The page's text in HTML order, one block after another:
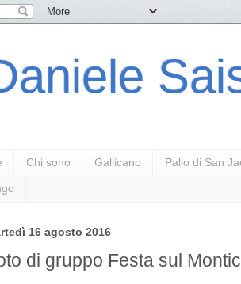
Chi sono Gallicano Palio di San
16 agosto 2016
di gruppo Festa sul